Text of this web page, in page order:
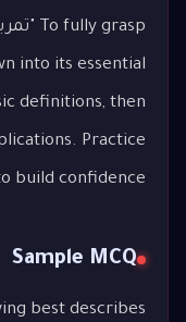
into its essential
definitions, then
Practice
build confidence.
Sample MCQ
best describes